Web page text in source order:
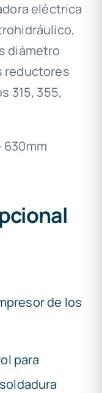
eléctrica
diámetro
reductores
315, 355,
630mm
de los
para